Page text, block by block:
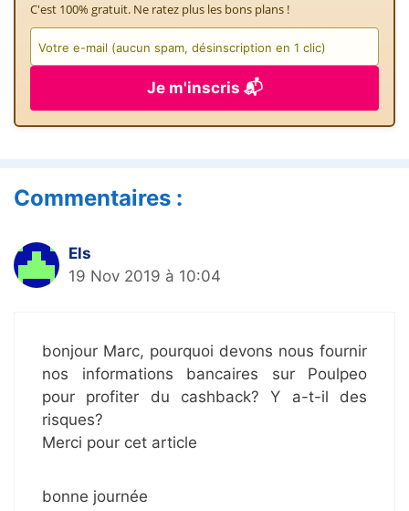
C'est 100% gratuit. Ne ratez plus les bons plans !
Je m'inscris 📬
Commentaires :
Els
19 Nov 2019 à 10:04
bonjour Marc, pourquoi devons nous fournir
nos informations bancaires sur Poulpeo
pour profiter du cashback? Y a-t-il des
risques?
Merci pour cet article
bonne journée